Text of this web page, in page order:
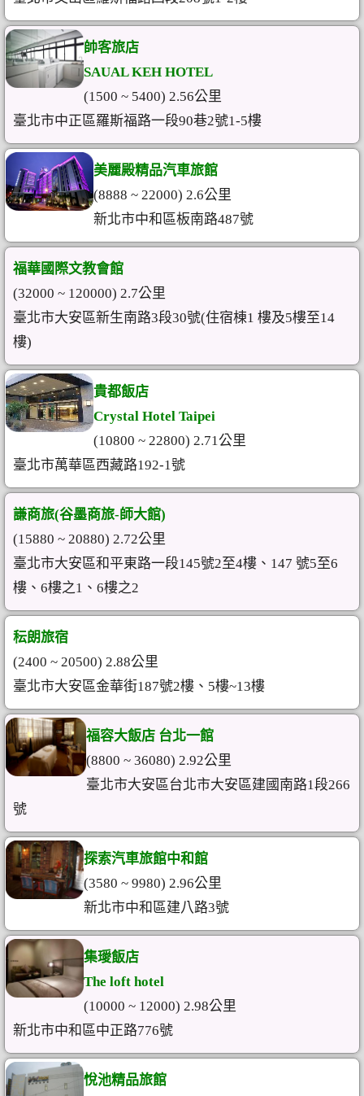
帥客旅店
SAUAL KEH HOTEL
(1500 ~ 5400) 2.56公里
臺北市中正區羅斯福路一段90巷2號1-5樓
美麗殿精品汽車旅館
(8888 ~ 22000) 2.6公里
新北市中和區板南路487號
福華國際文教會館
(32000 ~ 120000) 2.7公里
臺北市大安區新生南路3段30號(住宿棟1 樓及5樓至14
樓)
貴都飯店
Crystal Hotel Taipei
(10800 ~ 22800) 2.71公里
臺北市萬華區西藏路192-1號
謙商旅(谷墨商旅-師大館)
(15880 ~ 20880) 2.72公里
臺北市大安區和平東路一段145號2至4樓、147 號5至6
樓、6樓之1、6樓之2
秐朗旅宿
(2400 ~ 20500) 2.88公里
臺北市大安區金華街187號2樓、5樓~13樓
福容大飯店 台北一館
(8800 ~ 36080) 2.92公里
臺北市大安區台北市大安區建國南路1段266
號
探索汽車旅館中和館
(3580 ~ 9980) 2.96公里
新北市中和區建八路3號
集璦飯店
The loft hotel
(10000 ~ 12000) 2.98公里
新北市中和區中正路776號
悅池精品旅館